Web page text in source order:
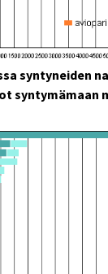
syntyneiden
syntymämaan